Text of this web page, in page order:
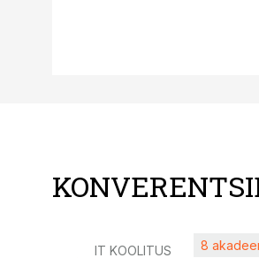
IT KOOLITUS 8